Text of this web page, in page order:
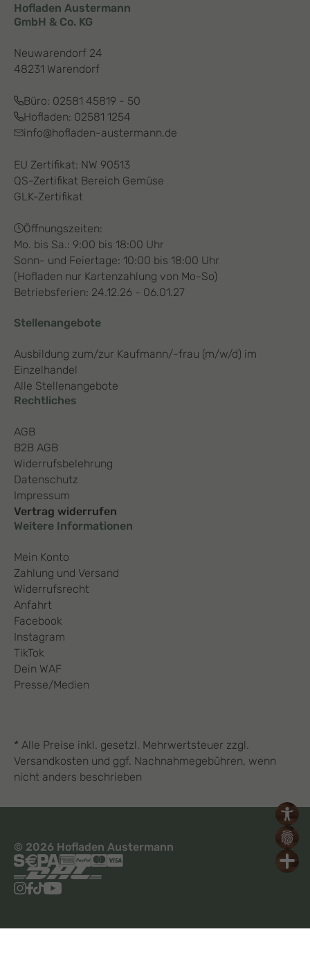
Hofladen Austermann
GmbH & Co. KG
Neuwarendorf 24
48231 Warendorf
Büro: 02581 45819 - 50
Hofladen: 02581 1254
info@hofladen-austermann.de
EU Zertifikat: NW 90513
QS-Zertifikat Bereich Gemüse
GLK-Zertifikat
Öffnungszeiten:
Mo. bis Sa.: 9:00 bis 18:00 Uhr
Sonn- und Feiertage: 10:00 bis 18:00 Uhr
(Hofladen nur Kartenzahlung von Mo-So)
Betriebsferien: 24.12.26 - 06.01.27
Stellenangebote
Ausbildung zum/zur Kaufmann/-frau (m/w/d) im
Einzelhandel
Alle Stellenangebote
Rechtliches
AGB
B2B AGB
Widerrufsbelehrung
Datenschutz
Impressum
Vertrag widerrufen
Weitere Informationen
Mein Konto
Zahlung und Versand
Widerrufsrecht
Anfahrt
Facebook
Instagram
TikTok
Dein WAF
Presse/Medien
* Alle Preise inkl. gesetzl. Mehrwertsteuer zzgl.
Versandkosten und ggf. Nachnahmegebühren, wenn
nicht anders beschrieben
© 2026 Hofladen Austermann